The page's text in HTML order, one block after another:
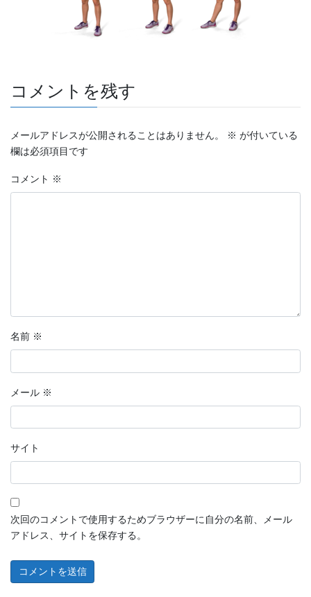
コメントを残す
メールアドレスが公開されることはありません。 ※ が付いている
欄は必須項目です
コメント ※
名前 ※
メール ※
サイト
次回のコメントで使用するためブラウザーに自分の名前、メール
アドレス、サイトを保存する。